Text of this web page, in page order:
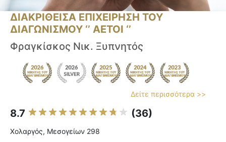
ΔΙΑΚΡΙΘΕΙΣΑ ΕΠΙΧΕΙΡΗΣΗ ΤΟΥ
ΔΙΑΓΩΝΙΣΜΟΥ ‘’ ΑΕΤΟΙ ‘’
Φραγκίσκος Νικ. Ξυπνητός
Δείτε περισσότερα >>
8.7 (36)
Χολαργός, Μεσογείων 298